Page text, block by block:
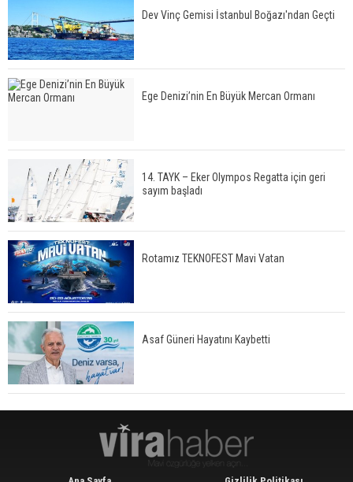
Dev Vinç Gemisi İstanbul Boğazı'ndan Geçti
Ege Denizi’nin En Büyük Mercan Ormanı
14. TAYK – Eker Olympos Regatta için geri
sayım başladı
Rotamız TEKNOFEST Mavi Vatan
Asaf Güneri Hayatını Kaybetti